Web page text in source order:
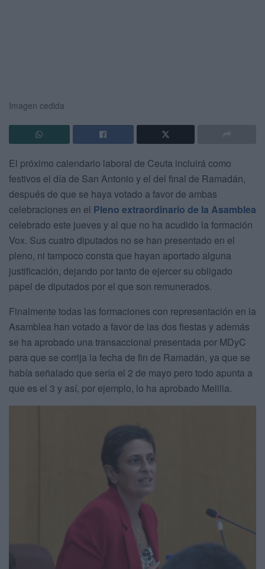
Imagen cedida
El próximo calendario laboral de Ceuta incluirá como
festivos el día de San Antonio y el del final de Ramadán,
después de que se haya votado a favor de ambas
celebraciones en el Pleno extraordinario de la Asamblea
celebrado este jueves y al que no ha acudido la formación
Vox. Sus cuatro diputados no se han presentado en el
pleno, ni tampoco consta que hayan aportado alguna
justificación, dejando por tanto de ejercer su obligado
papel de diputados por el que son remunerados.
Finalmente todas las formaciones con representación en la
Asamblea han votado a favor de las dos fiestas y además
se ha aprobado una transaccional presentada por MDyC
para que se corrija la fecha de fin de Ramadán, ya que se
había señalado que sería el 2 de mayo pero todo apunta a
que es el 3 y así, por ejemplo, lo ha aprobado Melilla.